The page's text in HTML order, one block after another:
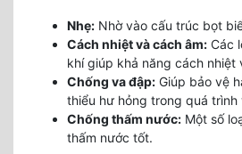
Nhẹ: Nhờ vào cấu trúc bọt
Cách nhiệt và cách âm: Các
khí giúp khả năng cách nhiệt
Chống va đập: Giúp bảo vệ
thiểu hư hỏng trong quá trình
Chống thấm nước: Một số
thấm nước tốt.